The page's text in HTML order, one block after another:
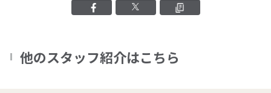
Facebookでシェアする
Xでシェアする
他のスタッフ紹介はこちら